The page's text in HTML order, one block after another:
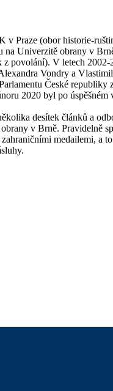
Praze (obor historie-
na Univerzitě obrany v
povolání). V letech
Vondry a
České
2020 byl po
desítek článků a
v Brně. Pravidelně
medailemi,